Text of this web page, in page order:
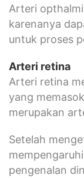
Arteri
karenanya
untuk proses
Arteri retina
Arteri retina
yang
merupakan
Setelah
pengenalan